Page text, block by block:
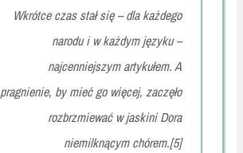
Wkrótce czas stał się – dla każdego
narodu i w każdym języku –
najcenniejszym artykułem. A
pragnienie, by mieć go więcej, zaczęło
rozbrzmiewać w jaskini Dora
niemilknącym chórem.[5]